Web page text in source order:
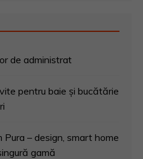
de administrat
pentru baie și bucătărie
– design, smart home
gamă